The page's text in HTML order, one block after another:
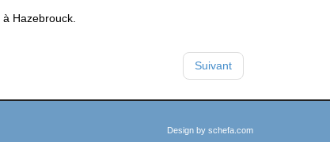
à Hazebrouck.
Suivant
Design by schefa.com